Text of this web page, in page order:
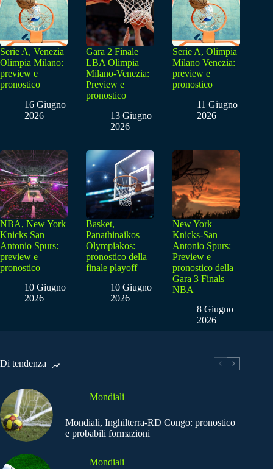
Serie A, Venezia
Olimpia Milano:
preview e
pronostico
16 Giugno
2026
Gara 2 Finale
LBA Olimpia
Milano-Venezia:
Preview e
pronostico
13 Giugno
2026
Serie A, Olimpia
Milano Venezia:
preview e
pronostico
11 Giugno
2026
NBA, New York
Knicks San
Antonio Spurs:
preview e
pronostico
10 Giugno
2026
Basket,
Panathinaikos
Olympiakos:
pronostico della
finale playoff
10 Giugno
2026
New York
Knicks-San
Antonio Spurs:
Preview e
pronostico della
Gara 3 Finals
NBA
8 Giugno
2026
Di tendenza
Mondiali
Mondiali, Inghilterra-RD Congo: pronostico
e probabili formazioni
Mondiali